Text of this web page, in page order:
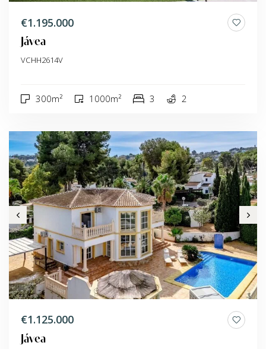
€1.195.000
Jávea
VCHH2614V
300m² 1000m² 3 2
€1.125.000
Jávea